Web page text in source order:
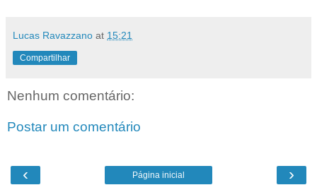
Lucas Ravazzano at 15:21
Compartilhar
Nenhum comentário:
Postar um comentário
‹ ›
Página inicial